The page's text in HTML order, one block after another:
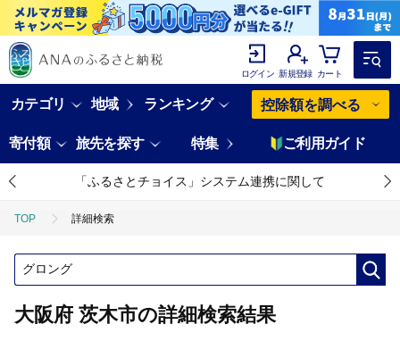
ログイン 新規登録 カート
カテゴリ 地域 ランキング 控除額を調べる
寄付額 旅先を探す 特集 ご利用ガイド
「ふるさとチョイス」システム連携に関して
TOP 詳細検索
大阪府 茨木市の詳細検索結果